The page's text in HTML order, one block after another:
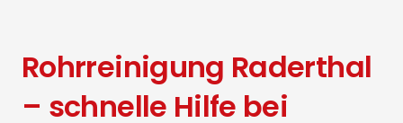
Rohrreinigung Raderthal
– schnelle Hilfe bei